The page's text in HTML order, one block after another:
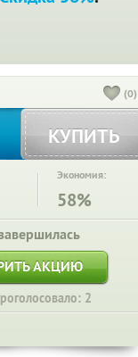
(0)
КУПИТЬ
Экономия:
58%
АКЦИЮ
2